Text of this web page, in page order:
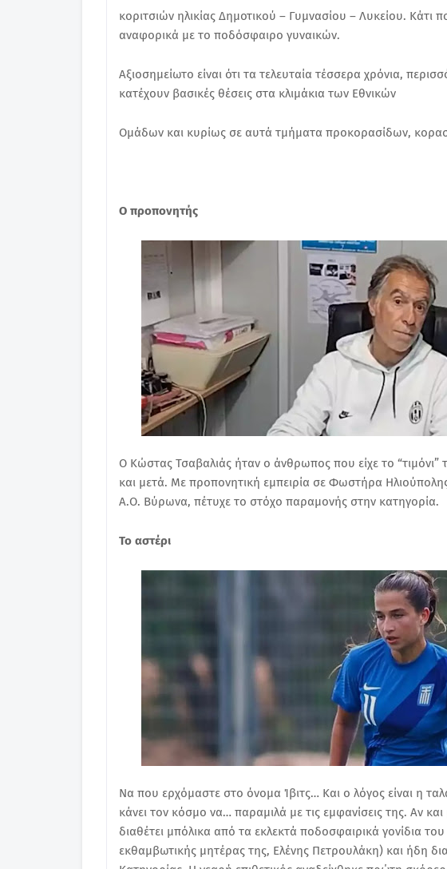
κοριτσιών ηλικίας Δημοτικού – Γυμνασίου – Λυκείου.
αναφορικά με το ποδόσφαιρο γυναικών.
Αξιοσημείωτο είναι ότι τα τελευταία τέσσερα χρόνια,
κατέχουν βασικές θέσεις στα κλιμάκια των Εθνικών
Ομάδων και κυρίως σε αυτά τμήματα προκορασίδων,
Ο προπονητής
Ο Κώστας Τσαβαλιάς ήταν ο άνθρωπος που είχε το
και μετά. Με προπονητική εμπειρία σε Φωστήρα
Α.Ο. Βύρωνα, πέτυχε το στόχο παραμονής στην κατηγορία.
Το αστέρι
Να που ερχόμαστε στο όνομα Ίβιτς… Και ο λόγος είναι η
κάνει τον κόσμο να… παραμιλά με τις εμφανίσεις της. Αν
διαθέτει μπόλικα από τα εκλεκτά ποδοσφαιρικά γονίδια
εκθαμβωτικής μητέρας της, Ελένης Πετρουλάκη) και ήδη